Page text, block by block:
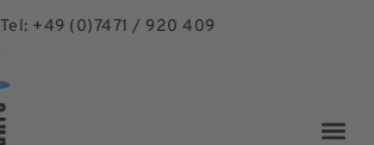
Tel: +49 (0)7471 / 920 409